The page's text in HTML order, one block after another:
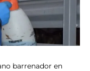
barrenador en